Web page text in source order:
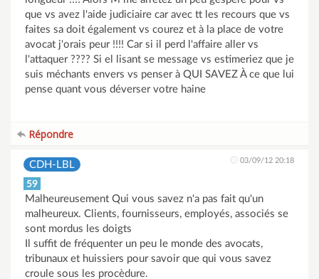
que vs avez l'aide judiciaire car avec tt les recours que vs
faites sa doit également vs courez et à la place de votre
avocat j'orais peur !!!! Car si il perd l'affaire aller vs
l'attaquer ???? Si el lisant se message vs estimeriez que je
suis méchants envers vs penser à QUI SAVEZ À ce que lui
pense quant vous déverser votre haine
Répondre
CDH-LBL 03/09/12 20:18
59
Malheureusement Qui vous savez n'a pas fait qu'un
malheureux. Clients, fournisseurs, employés, associés se
sont mordus les doigts
Il suffit de fréquenter un peu le monde des avocats,
tribunaux et huissiers pour savoir que qui vous savez
croule sous les procèdure.